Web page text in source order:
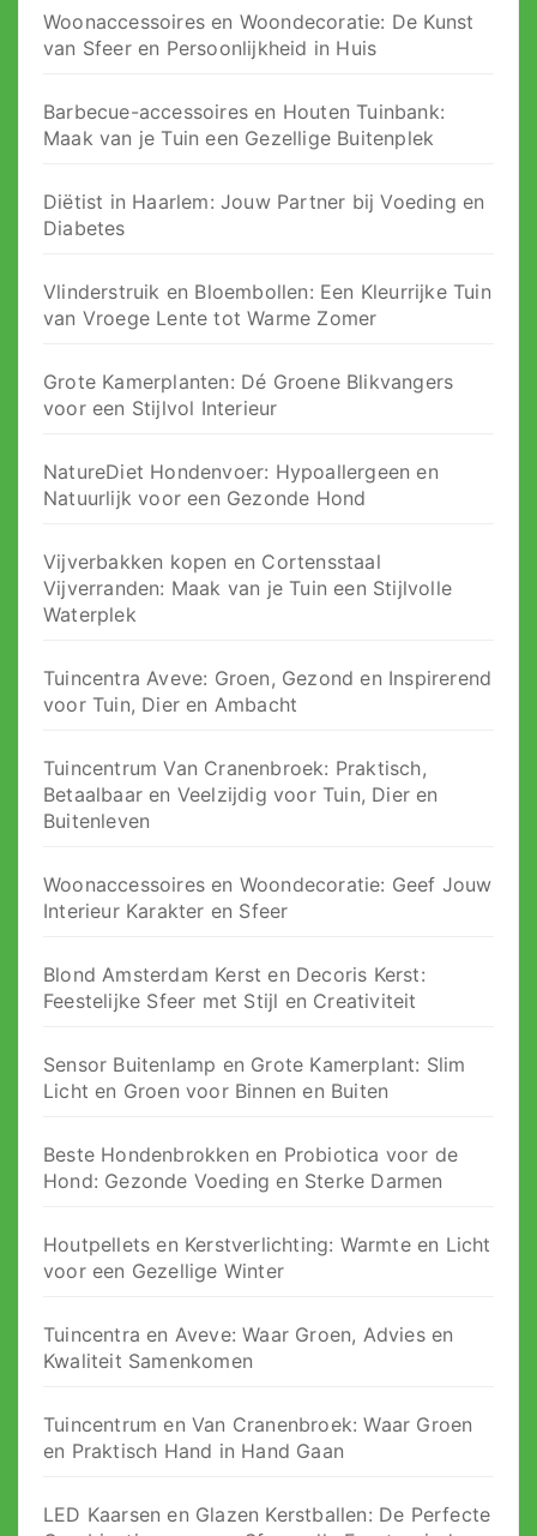
Woonaccessoires en Woondecoratie: De Kunst
van Sfeer en Persoonlijkheid in Huis
Barbecue-accessoires en Houten Tuinbank:
Maak van je Tuin een Gezellige Buitenplek
Diëtist in Haarlem: Jouw Partner bij Voeding en
Diabetes
Vlinderstruik en Bloembollen: Een Kleurrijke Tuin
van Vroege Lente tot Warme Zomer
Grote Kamerplanten: Dé Groene Blikvangers
voor een Stijlvol Interieur
NatureDiet Hondenvoer: Hypoallergeen en
Natuurlijk voor een Gezonde Hond
Vijverbakken kopen en Cortensstaal
Vijverranden: Maak van je Tuin een Stijlvolle
Waterplek
Tuincentra Aveve: Groen, Gezond en Inspirerend
voor Tuin, Dier en Ambacht
Tuincentrum Van Cranenbroek: Praktisch,
Betaalbaar en Veelzijdig voor Tuin, Dier en
Buitenleven
Woonaccessoires en Woondecoratie: Geef Jouw
Interieur Karakter en Sfeer
Blond Amsterdam Kerst en Decoris Kerst:
Feestelijke Sfeer met Stijl en Creativiteit
Sensor Buitenlamp en Grote Kamerplant: Slim
Licht en Groen voor Binnen en Buiten
Beste Hondenbrokken en Probiotica voor de
Hond: Gezonde Voeding en Sterke Darmen
Houtpellets en Kerstverlichting: Warmte en Licht
voor een Gezellige Winter
Tuincentra en Aveve: Waar Groen, Advies en
Kwaliteit Samenkomen
Tuincentrum en Van Cranenbroek: Waar Groen
en Praktisch Hand in Hand Gaan
LED Kaarsen en Glazen Kerstballen: De Perfecte